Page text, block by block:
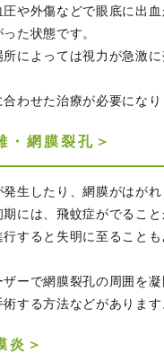
や外傷などで眼底に出
た状態です。
によっては視力が急激
わせた治療が必要になり
・網膜裂孔＞
生したり、網膜がはが
には、飛蚊症がでること
すると失明に至ること
ーで網膜裂孔の周囲を
する方法などがあります
炎＞